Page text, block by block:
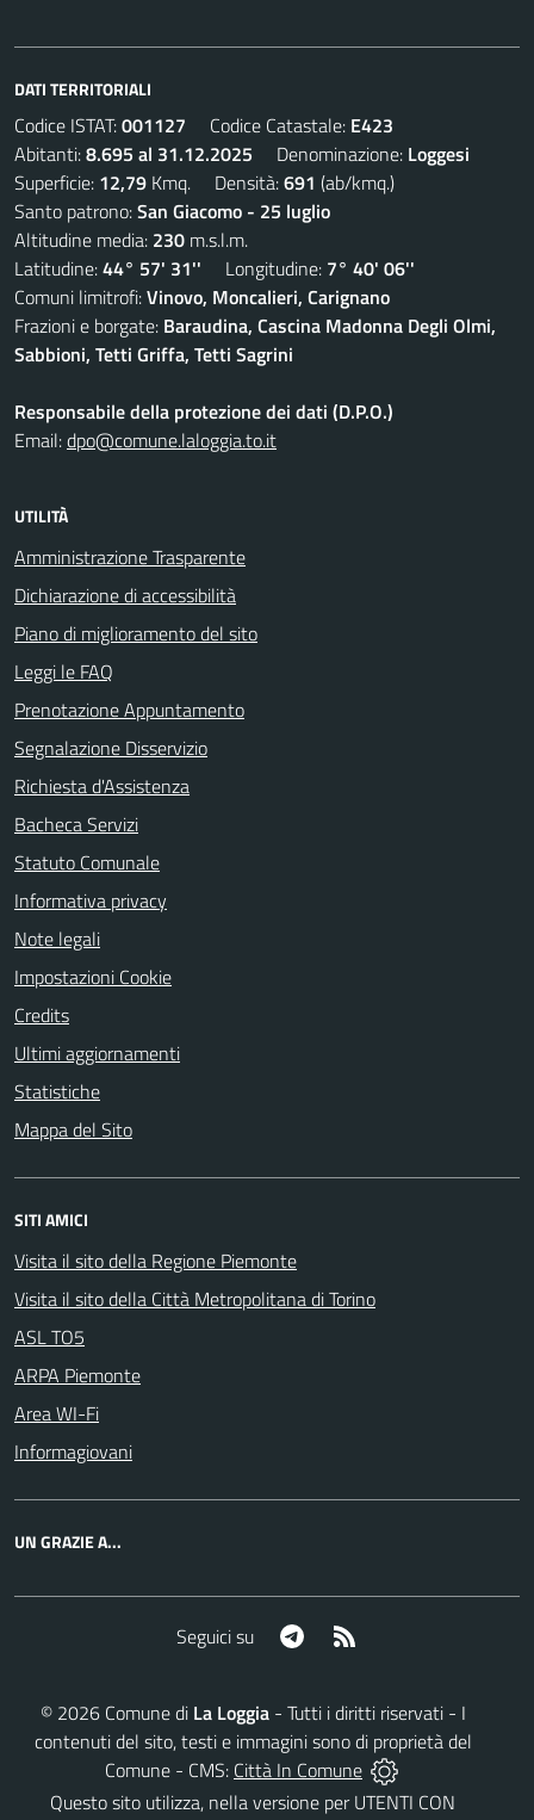
DATI TERRITORIALI
Codice ISTAT:001127 Codice Catastale: E423
Abitanti:8.695 al 31.12.2025 Denominazione: Loggesi
Superficie: 12,79 Kmq. Densità:691 (ab/kmq.)
Santo patrono:San Giacomo - 25 luglio
Altitudine media: 230 m.s.l.m.
Latitudine:44° 57' 31'' Longitudine: 7° 40' 06''
Comuni limitrofi:Vinovo, Moncalieri, Carignano
Frazioni e borgate: Baraudina, Cascina Madonna Degli Olmi,
Sabbioni, Tetti Griffa, Tetti Sagrini
Responsabile della protezione dei dati (D.P.O.)
Email:dpo@comune.laloggia.to.it
UTILITÀ
Amministrazione Trasparente
Dichiarazione di accessibilità
Piano di miglioramento del sito
Leggi le FAQ
Prenotazione Appuntamento
Segnalazione Disservizio
Richiesta d'Assistenza
Bacheca Servizi
Statuto Comunale
Informativa privacy
Note legali
Impostazioni Cookie
Credits
Ultimi aggiornamenti
Statistiche
Mappa del Sito
SITI AMICI
Visita il sito della Regione Piemonte
Visita il sito della Città Metropolitana di Torino
ASL TO5
ARPA Piemonte
Area WI-Fi
Informagiovani
UN GRAZIE A...
Seguici su Telegram
© 2026Comune di La Loggia- Tutti i diritti riservati - I
contenuti del sito, testi e immagini sono di proprietà del
Comune - CMS: Città In Comune
Questo sito utilizza, nella versione per UTENTI CON